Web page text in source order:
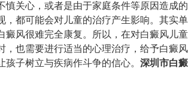
慎关心，或者是由于家庭条件等原因造成的
，都可能会对儿童的治疗产生影响。其实单
癜风很难完全康复。所以，在对白癜风儿童
，也需要进行适当的心理治疗，给予白癜风
孩子树立与疾病作斗争的信心。 深圳市白癜